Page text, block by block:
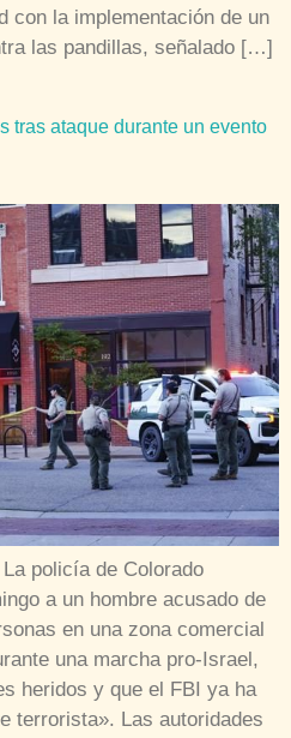
con la implementación de un
las pandillas, señalado […]
tras ataque durante un evento
policía de Colorado
a un hombre acusado de
en una zona comercial
una marcha pro-Israel,
heridos y que el FBI ya ha
terrorista». Las autoridades